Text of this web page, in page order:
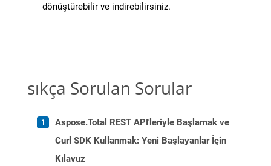
dönüştürebilir ve indirebilirsiniz.
sıkça Sorulan Sorular
Aspose.Total REST API'leriyle Başlamak ve
Curl SDK Kullanmak: Yeni Başlayanlar İçin
Kılavuz